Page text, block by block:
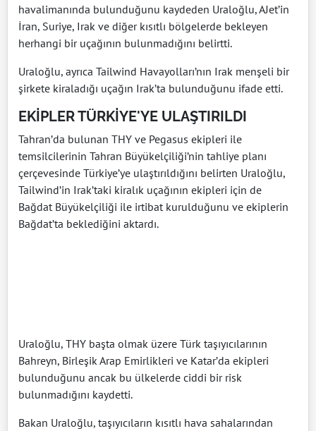
havalimanında bulunduğunu kaydeden Uraloğlu, AJet’in
İran, Suriye, Irak ve diğer kısıtlı bölgelerde bekleyen
herhangi bir uçağının bulunmadığını belirtti.
Uraloğlu, ayrıca Tailwind Havayolları’nın Irak menşeli bir
şirkete kiraladığı uçağın Irak’ta bulunduğunu ifade etti.
EKİPLER TÜRKİYE'YE ULAŞTIRILDI
Tahran’da bulunan THY ve Pegasus ekipleri ile
temsilcilerinin Tahran Büyükelçiliği’nin tahliye planı
çerçevesinde Türkiye’ye ulaştırıldığını belirten Uraloğlu,
Tailwind’in Irak’taki kiralık uçağının ekipleri için de
Bağdat Büyükelçiliği ile irtibat kurulduğunu ve ekiplerin
Bağdat’ta beklediğini aktardı.
Uraloğlu, THY başta olmak üzere Türk taşıyıcılarının
Bahreyn, Birleşik Arap Emirlikleri ve Katar’da ekipleri
bulunduğunu ancak bu ülkelerde ciddi bir risk
bulunmadığını kaydetti.
Bakan Uraloğlu, taşıyıcıların kısıtlı hava sahalarından